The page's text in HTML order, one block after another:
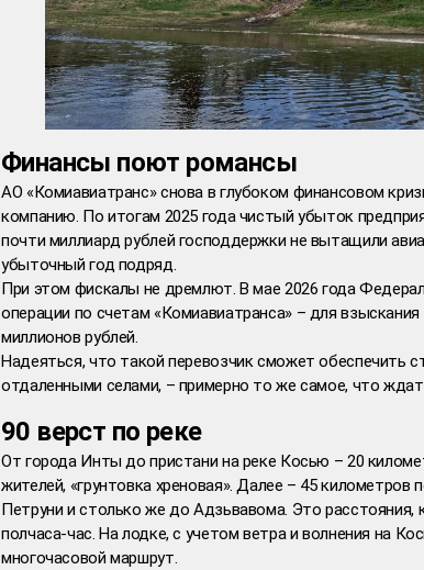
Финансы поют романсы
АО «Комиавиатранс» снова в глубоком финансовом
компанию. По итогам 2025 года чистый убыток
почти миллиард рублей господдержки не вытащили
убыточный год подряд.
При этом фискалы не дремлют. В мае 2026 года
операции по счетам «Комиавиатранса» – для
миллионов рублей.
Надеяться, что такой перевозчик сможет обеспечить
отдаленными селами, – примерно то же самое, что
90 верст по реке
От города Инты до пристани на реке Косью – 20
жителей, «грунтовка хреновая». Далее – 45
Петруни и столько же до Адзьвавома. Это расстояния,
полчаса-час. На лодке, с учетом ветра и волнения на
многочасовой маршрут.